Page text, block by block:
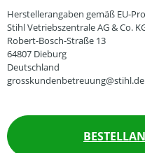
Herstellerangaben gemäß EU-
Stihl Vetriebszentrale AG & Co.
Robert-Bosch-Straße 13
64807 Dieburg
Deutschland
grosskundenbetreuung@stihl.de